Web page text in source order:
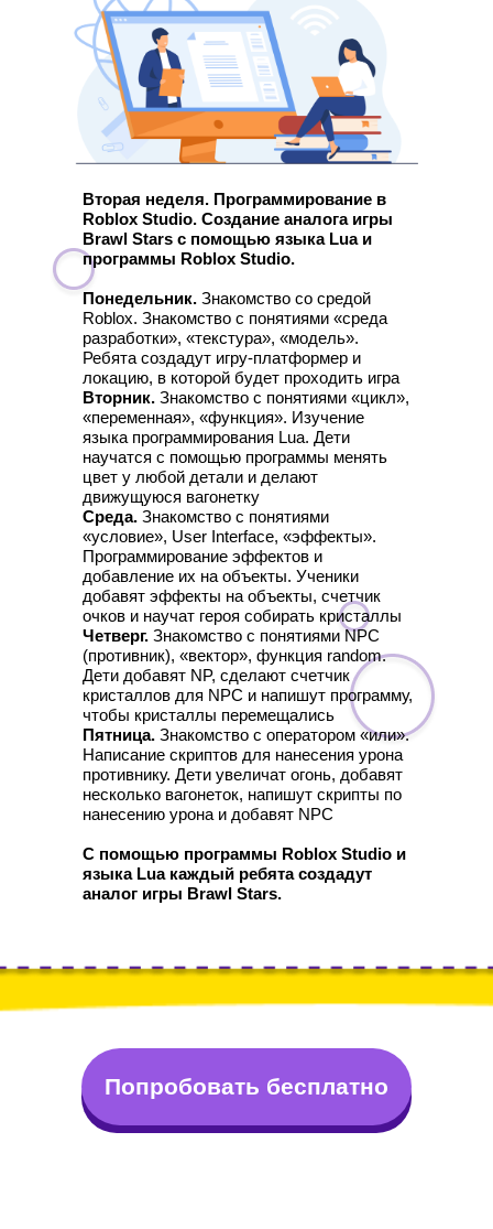
Вторая неделя. Программирование в
Roblox Studio. Создание аналога игры
Brawl Stars с помощью языка Lua и
программы Roblox Studio.
Понедельник. Знакомство со средой
Roblox. Знакомство с понятиями «среда
разработки», «текстура», «модель».
Ребята создадут игру-платформер и
локацию, в которой будет проходить игра
Вторник. Знакомство с понятиями «цикл»,
«переменная», «функция». Изучение
языка программирования Lua. Дети
научатся с помощью программы менять
цвет у любой детали и делают
движущуюся вагонетку
Среда. Знакомство с понятиями
«условие», User Interface, «эффекты».
Программирование эффектов и
добавление их на объекты. Ученики
добавят эффекты на объекты, счетчик
очков и научат героя собирать кристаллы
Четверг. Знакомство с понятиями NPC
(противник), «вектор», функция random.
Дети добавят NP, сделают счетчик
кристаллов для NPC и напишут программу,
чтобы кристаллы перемещались
Пятница. Знакомство с оператором «или».
Написание скриптов для нанесения урона
противнику. Дети увеличат огонь, добавят
несколько вагонеток, напишут скрипты по
нанесению урона и добавят NPC
С помощью программы Roblox Studio и
языка Lua каждый ребята создадут
аналог игры Brawl Stars.
LET'S GO!
Попробовать бесплатно